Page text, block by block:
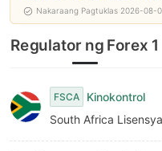
Nakaraang Pagtuklas 2026-08-
Regulator ng Forex 1
FSCA
Kinokontrol
South Africa